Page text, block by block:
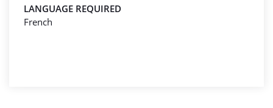
LANGUAGE REQUIRED
French